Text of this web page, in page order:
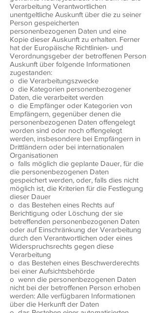
Verarbeitung Verantwortlichen
unentgeltliche Auskunft über die zu seiner
Person gespeicherten
personenbezogenen Daten und eine
Kopie dieser Auskunft zu erhalten. Ferner
hat der Europäische Richtlinien- und
Verordnungsgeber der betroffenen Person
Auskunft über folgende Informationen
zugestanden:
o die Verarbeitungszwecke
o die Kategorien personenbezogener
Daten, die verarbeitet werden
o die Empfänger oder Kategorien von
Empfängern, gegenüber denen die
personenbezogenen Daten offengelegt
worden sind oder noch offengelegt
werden, insbesondere bei Empfängern in
Drittländern oder bei internationalen
Organisationen
o falls möglich die geplante Dauer, für die
die personenbezogenen Daten
gespeichert werden, oder, falls dies nicht
möglich ist, die Kriterien für die Festlegung
dieser Dauer
o das Bestehen eines Rechts auf
Berichtigung oder Löschung der sie
betreffenden personenbezogenen Daten
oder auf Einschränkung der Verarbeitung
durch den Verantwortlichen oder eines
Widerspruchsrechts gegen diese
Verarbeitung
o das Bestehen eines Beschwerderechts
bei einer Aufsichtsbehörde
o wenn die personenbezogenen Daten
nicht bei der betroffenen Person erhoben
werden: Alle verfügbaren Informationen
über die Herkunft der Daten